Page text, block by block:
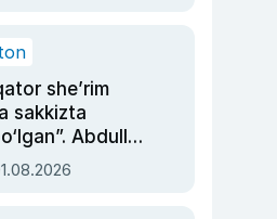
she’rim
sakkizta
Abdulla
asrab